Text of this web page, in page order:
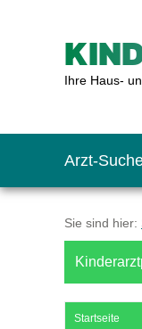
Ihre Haus-
Arzt-
Sie sind hier:
Startseite